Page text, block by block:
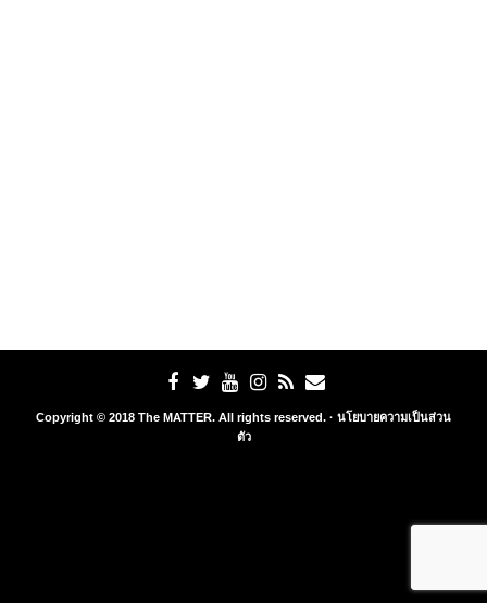
Copyright © 2018 The MATTER. All rights reserved. · นโยบายความเป็นส่วน
ตัว